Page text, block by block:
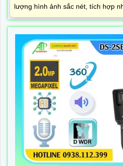
lượng hình ảnh sắc nét, tích hợp